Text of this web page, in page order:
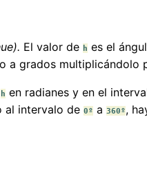
El valor de h es el
a grados multiplicándolo
h en radianes y en el
al intervalo de 0º a 360º,